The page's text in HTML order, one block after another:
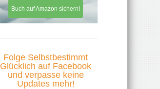
Buch auf Amazon sichern!
Folge Selbstbestimmt
Glücklich auf Facebook
und verpasse keine
Updates mehr!